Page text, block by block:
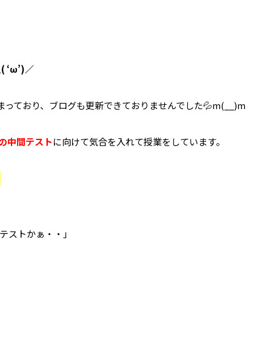
‘ω’)／
っており、ブログも更新できておりませんでした💦m(__)m
中間テストに向けて気合を入れて授業をしています。
ストかぁ・・」